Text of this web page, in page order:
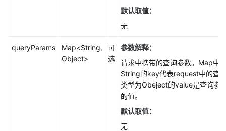
(Java
默认取值：
无
queryParams
Map<String,
Object>
可
选
参数解释：
请求中携带的查询参数。Map中
String的key代表request中的查
类型为Obeject的value是查询参
的值。
默认取值：
无